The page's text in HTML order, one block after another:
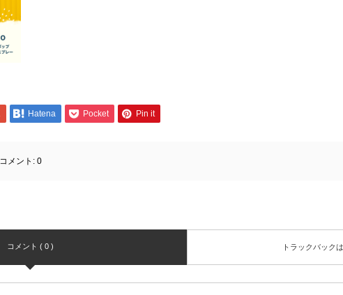
Hatena Pocket Pin it
コメント: 0
コメント ( 0 ) トラックバック